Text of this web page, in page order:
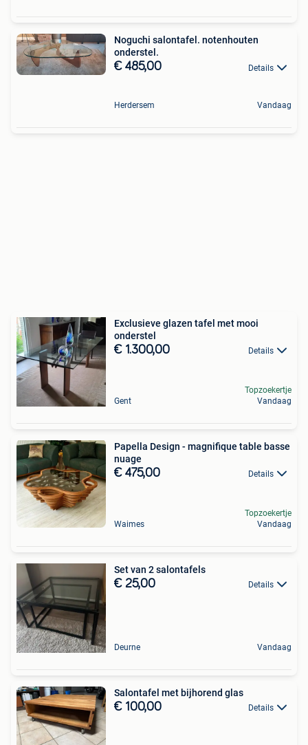
Noguchi salontafel. notenhouten
onderstel.
€ 485,00 Details
Herdersem Vandaag
Exclusieve glazen tafel met mooi
onderstel
€ 1.300,00 Details
Gent
Topzoekertje
Vandaag
Papella Design - magnifique table basse
nuage
€ 475,00 Details
Waimes
Topzoekertje
Vandaag
Set van 2 salontafels
€ 25,00 Details
Deurne Vandaag
Salontafel met bijhorend glas
€ 100,00 Details